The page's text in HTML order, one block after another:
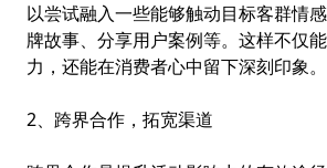
以尝试融入一些能够触动目标客群情
牌故事、分享用户案例等。这样不仅
力，还能在消费者心中留下深刻印象。
2、跨界合作，拓宽渠道